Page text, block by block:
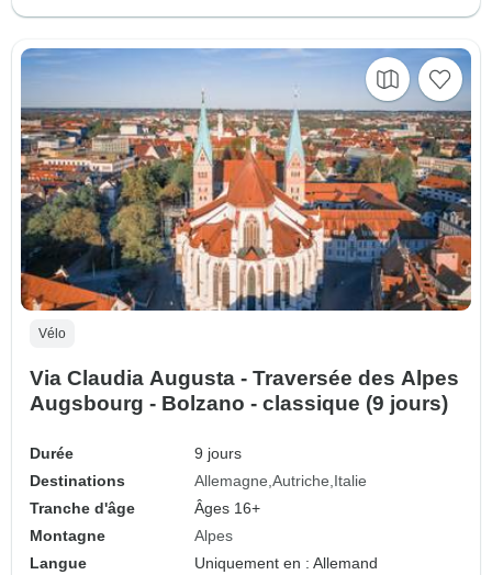
Vélo
Via Claudia Augusta - Traversée des Alpes
Augsbourg - Bolzano - classique (9 jours)
Durée
9 jours
Destinations
Allemagne Autriche Italie
Tranche d'âge
Âges 16+
Montagne
Alpes
Langue
Uniquement en : Allemand